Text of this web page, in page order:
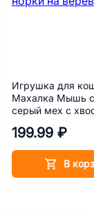
Игрушка для
Махалка Мышь
серый мех с
веревке
199.99 ₽
В